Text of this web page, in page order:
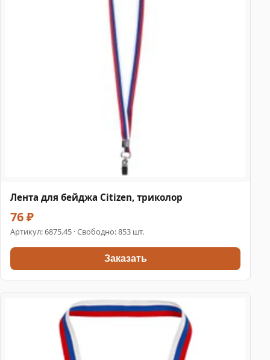
Лента для бейджа Citizen, триколор
76 ₽
Артикул:6875.45 · Свободно: 853 шт.
Заказать